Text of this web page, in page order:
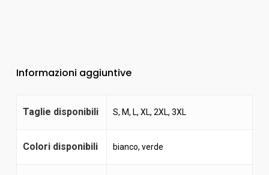
Informazioni aggiuntive
Taglie disponibili S, M, L, XL, 2XL, 3XL
Colori disponibili bianco, verde